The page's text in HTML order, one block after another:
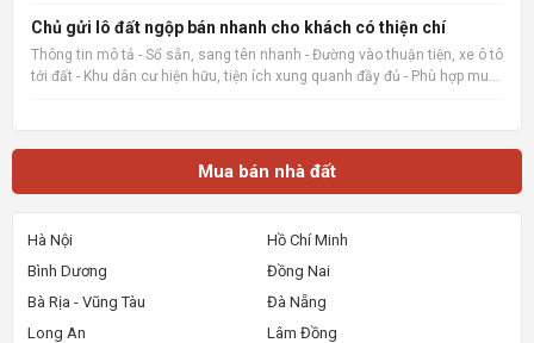
600m 📌 Nguồn tin: Muabannhadat.com &mdash; Sàn rao vặt
Chủ gửi lô đất ngộp bán nhanh cho khách có thiện chí
Thông tin mô tả - Sổ sẵn, sang tên nhanh - Đường vào thuận tiện, xe ô tô
tới đất - Khu dân cư hiện hữu, tiện ích xung quanh đầy đủ - Phù hợp mua
Mua bán nhà đất
Hà Nội
Hồ Chí Minh
Bình Dương
Đồng Nai
Bà Rịa - Vũng Tàu
Đà Nẵng
Long An
Lâm Đồng